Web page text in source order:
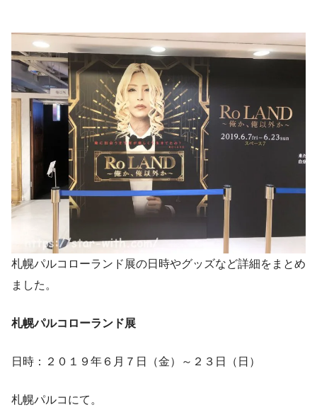
札幌パルコローランド展の日時やグッズなど詳細をまとめ
ました。
札幌パルコローランド展
日時：２０１９年６月７日（金）～２３日（日）
札幌パルコにて。